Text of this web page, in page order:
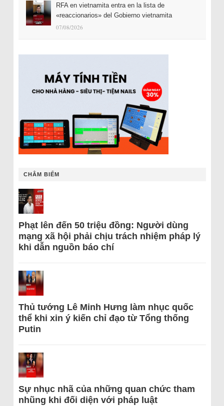
RFA en vietnamita entra en la lista de
«reaccionarios» del Gobierno vietnamita
07/08/2026
CHÂM BIẾM
Phạt lên đến 50 triệu đồng: Người dùng
mạng xã hội phải chịu trách nhiệm pháp lý
khi dẫn nguồn báo chí
Thủ tướng Lê Minh Hưng làm nhục quốc
thể khi xin ý kiến chỉ đạo từ Tổng thống
Putin
Sự nhục nhã của những quan chức tham
nhũng khi đối diện với pháp luật